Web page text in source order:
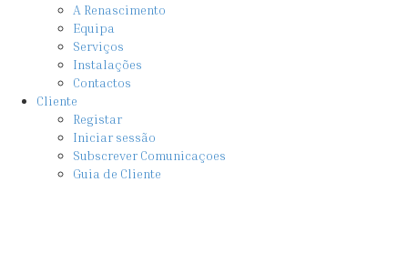
A Renascimento
Equipa
Serviços
Instalações
Contactos
Cliente
Registar
Iniciar sessão
Subscrever Comunicaçoes
Guia de Cliente